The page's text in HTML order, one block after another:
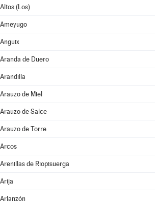
Altos (Los)
Ameyugo
Anguix
Aranda de Duero
Arandilla
Arauzo de Miel
Arauzo de Salce
Arauzo de Torre
Arcos
Arenillas de Riopisuerga
Arija
Arlanzón